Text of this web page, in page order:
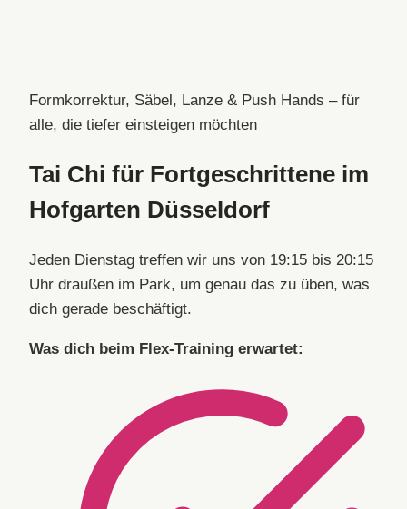
Formkorrektur, Säbel, Lanze & Push Hands – für
alle, die tiefer einsteigen möchten
Tai Chi für Fortgeschrittene im
Hofgarten Düsseldorf
Jeden Dienstag treffen wir uns von 19:15 bis 20:15
Uhr draußen im Park, um genau das zu üben, was
dich gerade beschäftigt.
Was dich beim Flex-Training erwartet: